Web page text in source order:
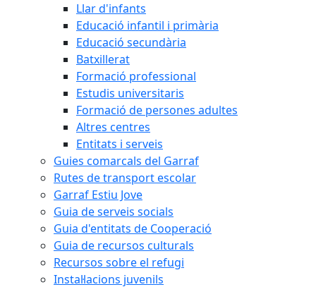
Llar d'infants
Educació infantil i primària
Educació secundària
Batxillerat
Formació professional
Estudis universitaris
Formació de persones adultes
Altres centres
Entitats i serveis
Guies comarcals del Garraf
Rutes de transport escolar
Garraf Estiu Jove
Guia de serveis socials
Guia d'entitats de Cooperació
Guia de recursos culturals
Recursos sobre el refugi
Instal·lacions juvenils